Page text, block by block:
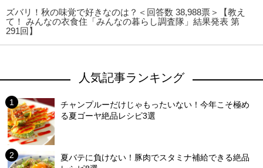
ズバリ！秋の味覚で好きなのは？＜回答数 38,988票＞【教え
て！ みんなの衣食住「みんなの暮らし調査隊」結果発表 第
291回】
人気記事ランキング
チャンプルーだけじゃもったいない！今年こそ極め
る夏ゴーヤ絶品レシピ3選
夏バテに負けない！豚肉でスタミナ補給できる絶品